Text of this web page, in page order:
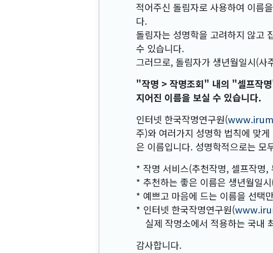
적어주신 돌림자로 사용하여 이름
다.
돌림자는 성명학을 고려하지 않고
수 있습니다.
그러므로, 돌림자가 생년월일시(
"작명 > 작명조회" 내의 "셀프작명
지어진 이름을 보실 수 있습니다.
인터넷 한국작명연구원(
주)와 여러가지 성명학 법칙에 맞
은 이름입니다. 성명학적으로는 모
* 작명 서비스(추천작명, 셀프작명
* 추천하는 좋은 이름은 생년월일
* 예쁘고 마음에 드는 이름을 선택
* 인터넷 한국작명연구원(
실제 작명소에서 적용하는 국내
감사합니다.